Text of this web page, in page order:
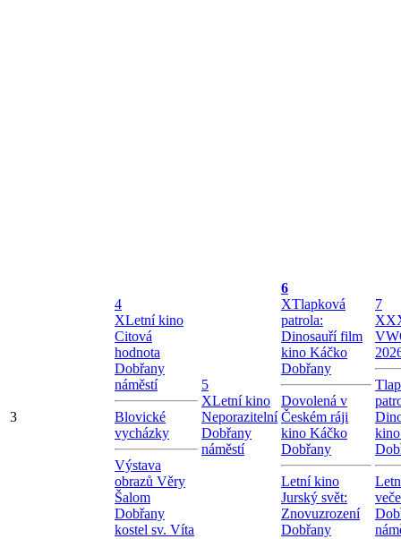
3
4
XLetní kino
Citová
hodnota
Dobřany
náměstí
Blovické
vycházky
Výstava
obrazů Věry
Šalom
Dobřany
kostel sv. Víta
5
XLetní kino
Neporazitelní
Dobřany
náměstí
6
XTlapková
patrola:
Dinosauří film
kino Káčko
Dobřany
Dovolená v
Českém ráji
kino Káčko
Dobřany
Letní kino
Jurský svět:
Znovuzrození
Dobřany
7
X